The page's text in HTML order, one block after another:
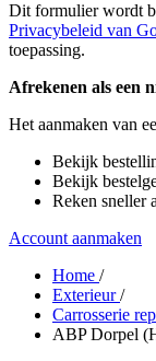
Dit formulier wordt
Privacybeleid van
toepassing.
Afrekenen als een
Het aanmaken van
Bekijk
Bekijk
Reken sneller
Account aanmaken
Home /
Exterieur/
Carrosserie
ABP Dorpel